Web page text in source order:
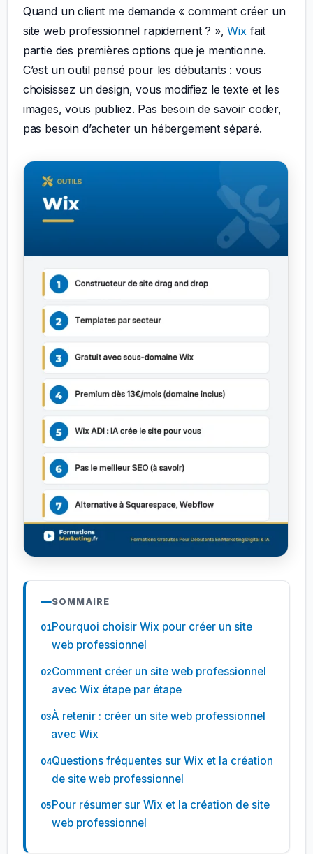
Quand un client me demande « comment créer un
site web professionnel rapidement ? »,Wix fait
partie des premières options que je mentionne.
C’est un outil pensé pour les débutants : vous
choisissez un design, vous modifiez le texte et les
images, vous publiez. Pas besoin de savoir coder,
pas besoin d’acheter un hébergement séparé.
SOMMAIRE
Pourquoi choisir Wix pour créer un site
web professionnel
Comment créer un site web professionnel
avec Wix étape par étape
À retenir : créer un site web professionnel
avec Wix
Questions fréquentes sur Wix et la création
de site web professionnel
Pour résumer sur Wix et la création de site
web professionnel